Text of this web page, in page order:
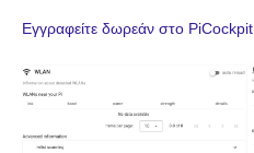
Εγγραφείτε δωρεάν στο PiCockpit